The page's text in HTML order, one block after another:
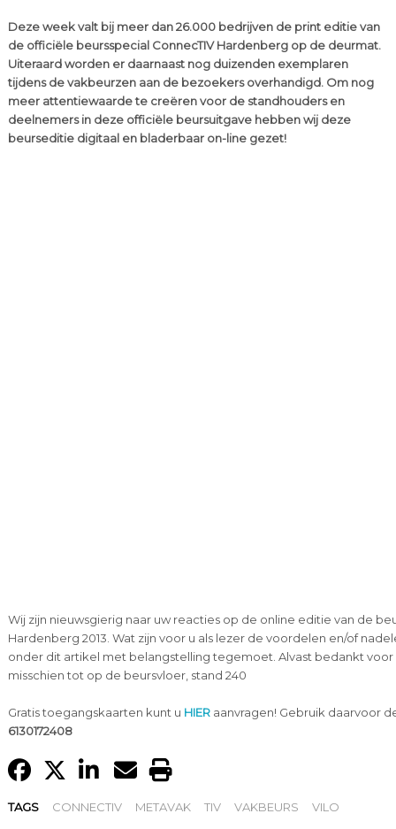
Deze week valt bij meer dan 26.000 bedrijven de print editie van
de officiële beursspecial ConnecTIV Hardenberg op de deurmat.
Uiteraard worden er daarnaast nog duizenden exemplaren
tijdens de vakbeurzen aan de bezoekers overhandigd. Om nog
meer attentiewaarde te creëren voor de standhouders en
deelnemers in deze officiële beursuitgave hebben wij deze
beurseditie digitaal en bladerbaar on-line gezet!
Wij zijn nieuwsgierig naar uw reacties op de online editie van de
Hardenberg 2013. Wat zijn voor u als lezer de voordelen en/of
onder dit artikel met belangstelling tegemoet. Alvast bedankt
misschien tot op de beursvloer, stand 240
Gratis toegangskaarten kunt u HIERaanvragen! Gebruik daarvoor
6130172408
TAGS CONNECTIV METAVAK TIV VAKBEURS VILO